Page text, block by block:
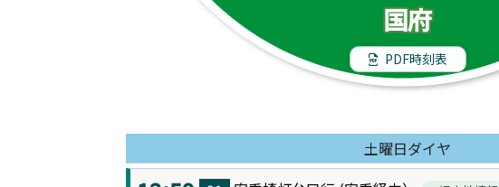
国府
PDF時刻表
土曜日ダイヤ